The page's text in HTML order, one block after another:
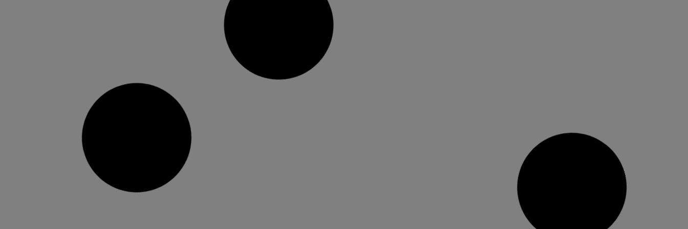
El Teatre Rialto crea una bústia de
recepció d’espectacles per a
l’exhibició de companyies
valencianes
Els espectacles seleccionats formaran la
programació de l’últim trimestre de la
temporada 2022/2023 El termini de presentació
serà del 17 d’octubre al 13 de novembre La